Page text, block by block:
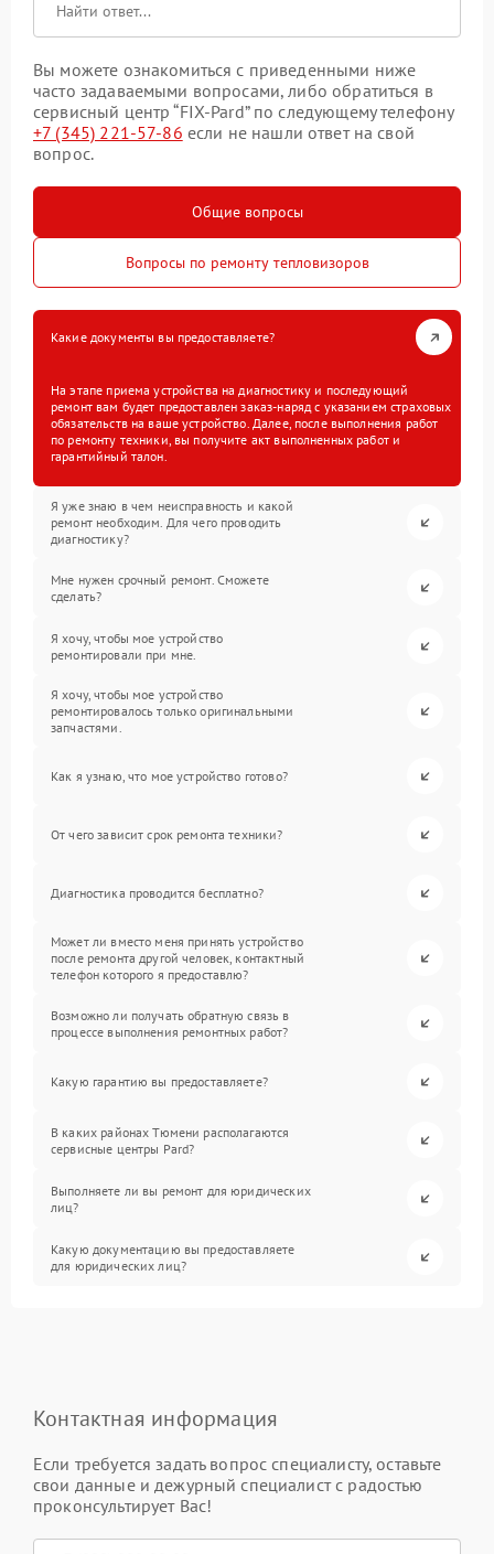
Вы можете ознакомиться с приведенными ниже
часто задаваемыми вопросами, либо обратиться в
сервисный центр “FIX-Pard” по следующему телефону
+7 (345) 221-57-86 если не нашли ответ на свой
вопрос.
Общие вопросы
Вопросы по ремонту тепловизоров
Какие документы вы предоставляете?
На этапе приема устройства на диагностику и последующий
ремонт вам будет предоставлен заказ-наряд с указанием страховых
обязательств на ваше устройство. Далее, после выполнения работ
по ремонту техники, вы получите акт выполненных работ и
гарантийный талон.
Я уже знаю в чем неисправность и какой
ремонт необходим. Для чего проводить
диагностику?
Мне нужен срочный ремонт. Сможете
сделать?
Я хочу, чтобы мое устройство
ремонтировали при мне.
Я хочу, чтобы мое устройство
ремонтировалось только оригинальными
запчастями.
Как я узнаю, что мое устройство готово?
От чего зависит срок ремонта техники?
Диагностика проводится бесплатно?
Может ли вместо меня принять устройство
после ремонта другой человек, контактный
телефон которого я предоставлю?
Возможно ли получать обратную связь в
процессе выполнения ремонтных работ?
Какую гарантию вы предоставляете?
В каких районах Тюмени располагаются
сервисные центры Pard?
Выполняете ли вы ремонт для юридических
лиц?
Какую документацию вы предоставляете
для юридических лиц?
Контактная информация
Если требуется задать вопрос специалисту, оставьте
свои данные и дежурный специалист с радостью
проконсультирует Вас!